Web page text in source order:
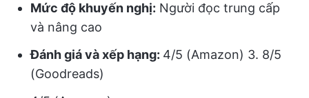
Mức độ khuyến nghị: Người đọc trung cấp
và nâng cao
Đánh giá và xếp hạng: 4/5 (Amazon) 3. 8/5
(Goodreads)